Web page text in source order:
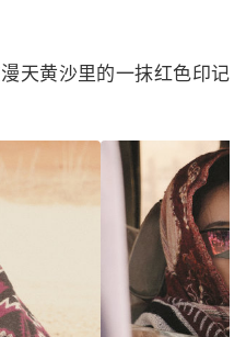
天黄沙里的一抹红色印记